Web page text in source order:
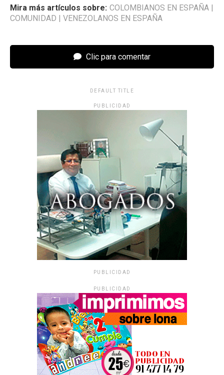
Mira más artículos sobre: COLOMBIANOS EN ESPAÑA |
COMUNIDAD | VENEZOLANOS EN ESPAÑA
Clic para comentar
DEFAULT TITLE
PUBLICIDAD
PUBLICIDAD
PUBLICIDAD